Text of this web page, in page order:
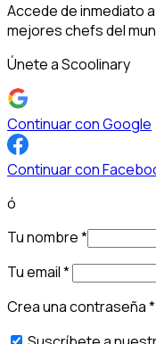
Accede de inmediato
mejores chefs del
Únete a Scoolinary
Continuar con Google
Continuar con
ó
Tu nombre*
Tu email*
Crea una contraseña*